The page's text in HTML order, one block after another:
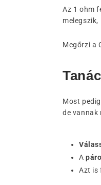
Az 1 ohm
Megőrzi a
Most
de vannak
A
Azt is